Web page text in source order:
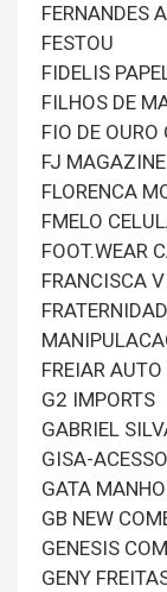
FERNANDES
FESTOU
FIDELIS
FILHOS DE
FIO DE
FJ
FLORENCA
FMELO
FOOT.WEAR
FRANCISCA
FREIAR
G2 IMPORTS
GABRIEL
GISA-
GATA
GB NEW
GENESIS
GENY